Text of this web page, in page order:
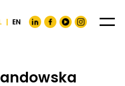
| EN